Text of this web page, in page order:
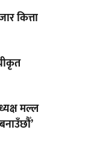
कित्ता
मल्ल